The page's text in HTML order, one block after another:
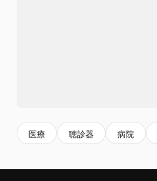
医療 聴診器 病院